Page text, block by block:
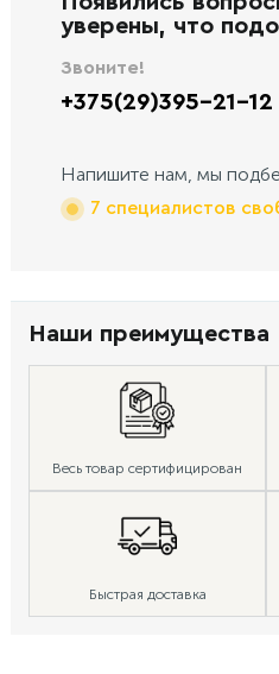
уверены, что
Звоните!
+375(29)395-21-12
Напишите нам, мы
7 специалистов
Наши преимущества
Весь товар сертифицирован
Быстрая доставка